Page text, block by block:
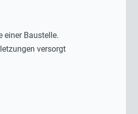
einer Baustelle.
versorgt